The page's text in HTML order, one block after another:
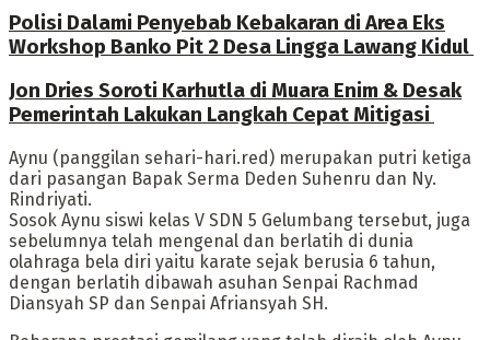
Polisi Dalami Penyebab Kebakaran di Area Eks
Workshop Banko Pit 2 Desa Lingga Lawang Kidul
Jon Dries Soroti Karhutla di Muara Enim & Desak
Pemerintah Lakukan Langkah Cepat Mitigasi
Aynu (panggilan sehari-hari.red) merupakan putri ketiga
dari pasangan Bapak Serma Deden Suhenru dan Ny.
Rindriyati.
Sosok Aynu siswi kelas V SDN 5 Gelumbang tersebut, juga
sebelumnya telah mengenal dan berlatih di dunia
olahraga bela diri yaitu karate sejak berusia 6 tahun,
dengan berlatih dibawah asuhan Senpai Rachmad
Diansyah SP dan Senpai Afriansyah SH.